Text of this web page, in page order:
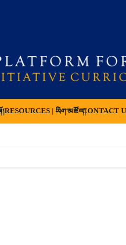
RESOURCES | ཡིག་མཛོད།CONTACT